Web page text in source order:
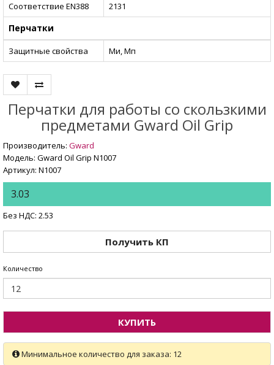
Соответствие EN388 2131
Перчатки
Защитные свойства Ми, Мп
Перчатки для работы со скользкими
предметами Gward Oil Grip
Производитель: Gward
Модель: Gward Oil Grip N1007
Артикул: N1007
3.03
Без НДС: 2.53
Получить КП
Количество
КУПИТЬ
Минимальное количество для заказа: 12